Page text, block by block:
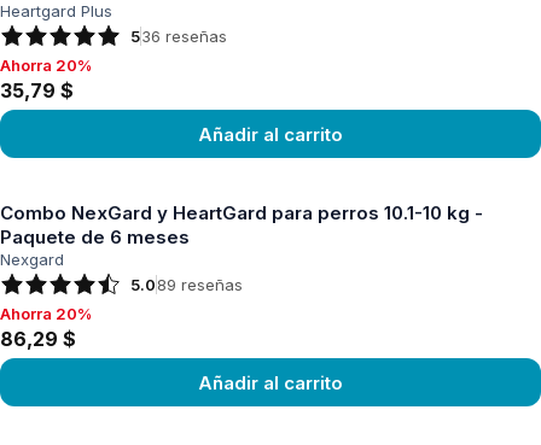
Heartgard Plus
536 reseñas
Ahorra 20%, 35,79 $
Ahorra 20%
35,79 $
Añadir al carrito
Combo NexGard y HeartGard para perros 10.1-10 kg -
Paquete de 6 meses
Nexgard
5.089 reseñas
Ahorra 20%, 86,29 $
Ahorra 20%
86,29 $
Añadir al carrito